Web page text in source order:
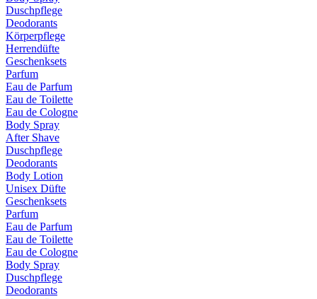
Duschpflege
Deodorants
Körperpflege
Herrendüfte
Geschenksets
Parfum
Eau de Parfum
Eau de Toilette
Eau de Cologne
Body Spray
After Shave
Duschpflege
Deodorants
Body Lotion
Unisex Düfte
Geschenksets
Parfum
Eau de Parfum
Eau de Toilette
Eau de Cologne
Body Spray
Duschpflege
Deodorants